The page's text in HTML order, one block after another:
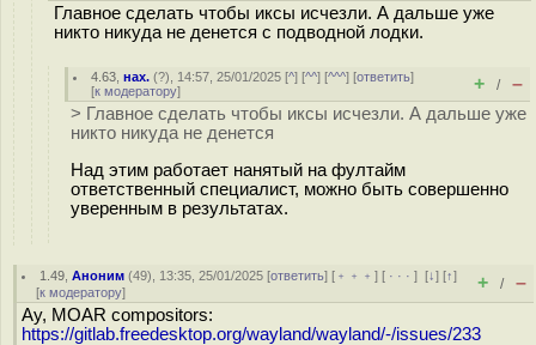
Главное сделать чтобы иксы исчезли. А дальше уже
никто никуда не денется с подводной лодки.
4.63 ,нах. (?), 14:57, 25/01/2025 [^] [^^] [^^^] [ответить]
[к модератору] + / –
> Главное сделать чтобы иксы исчезли. А дальше уже
никто никуда не денется
Над этим работает нанятый на фултайм
ответственный специалист, можно быть совершенно
уверенным в результатах.
1.49 ,Аноним (49), 13:35, 25/01/2025 [ответить] [ ﹢﹢﹢] [ · · ·][↓] [↑]
[к модератору] + / –
Ay, MOAR compositors:
https://gitlab.freedesktop.org/wayland/wayland/-/issues/233